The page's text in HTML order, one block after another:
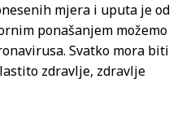
mjera i uputa je od
ponašanjem možemo
Svatko mora biti
zdravlje, zdravlje